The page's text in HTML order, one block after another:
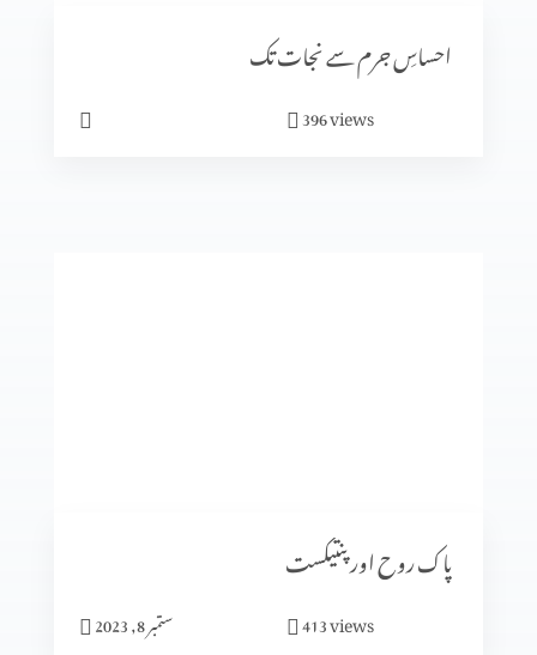
ایمان میں کیسے آگے بڑھیں؟
انبیاء و بزرگ – دانی ایل
احساسِ جرم سے نجات تک
396views
پاک روح اور پنتیکست
ستمبر 8, 2023 413views